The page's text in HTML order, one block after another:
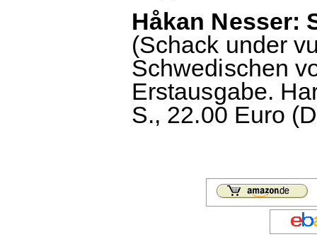
Håkan Nesser:
(Schack under
Schwedischen
Erstausgabe.
S., 22.00 Euro